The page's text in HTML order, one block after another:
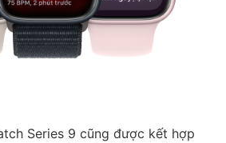
Series 9 cũng được kết hợp